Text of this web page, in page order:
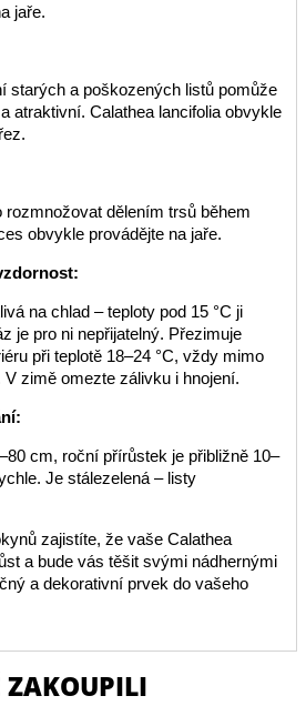
jaře.
starých a poškozených listů pomůže
atraktivní. Calathea lancifolia obvykle
rozmnožovat dělením trsů během
obvykle provádějte na jaře.
na chlad – teploty pod 15 °C ji
je pro ni nepřijatelný. Přezimuje
při teplotě 18–24 °C, vždy mimo
V zimě omezte zálivku i hnojení.
cm, roční přírůstek je přibližně 10–
Je stálezelená – listy
zajistíte, že vaše Calathea
a bude vás těšit svými nádhernými
a dekorativní prvek do vašeho
ZAKOUPILI